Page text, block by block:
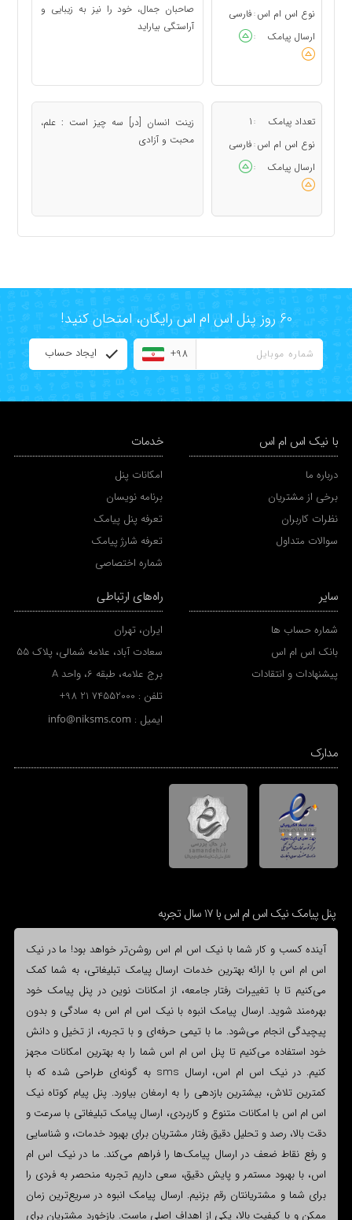
نوع اس ام اس : فارسی
ارسال پیامک
:
صاحبان جمال، خود را نیز به زیبایی و
آراستگی بیاراید
تعداد پیامک :
1
نوع اس ام اس : فارسی
ارسال پیامک
:
زینت انسان [در] سه چیز است : علم،
محبت و آزادی
60 روز پنل اس ام اس رایگان، امتحان کنید!
+98 ایجاد حساب
با نیک اس ام اس
درباره ما
برخی از مشتریان
نظرات کاربران
سوالات متداول
خدمات
امکانات پنل
برنامه نویسان
تعرفه پنل پیامک
تعرفه شارژ پیامک
شماره اختصاصی
سایر
شماره حساب ها
بانک اس ام اس
پیشنهادات و انتقادات
راه‌های ارتباطی
ایران، تهران
سعادت آباد، علامه شمالی، پلاک 55
برج علامه، طبقه 6، واحد A
تلفن : +98 21 74552000
ایمیل : info@niksms.com
مدارک
پنل پیامک نیک اس ام اس با 17 سال تجربه
آینده کسب و کار شما با نیک اس ام اس روشن‌تر خواهد بود! ما در نیک
اس ام اس با ارائه بهترین خدمات ارسال پیامک تبلیغاتی، به شما کمک
می‌کنیم تا با تغییرات رفتار جامعه، از امکانات نوین در پنل پیامک خود
بهره‌مند شوید. ارسال پیامک انبوه با نیک اس ام اس به سادگی و بدون
پیچیدگی انجام می‌شود. ما با تیمی حرفه‌ای و با تجربه، از تخیل و دانش
خود استفاده می‌کنیم تا پنل اس ام اس شما را به بهترین امکانات مجهز
کنیم. در نیک اس ام اس، ارسال sms به گونه‌ای طراحی شده که با
کمترین تلاش، بیشترین بازدهی را به ارمغان بیاورد. پنل پیام کوتاه نیک
اس ام اس با امکانات متنوع و کاربردی، ارسال پیامک تبلیغاتی با سرعت و
دقت بالا، رصد و تحلیل دقیق رفتار مشتریان برای بهبود خدمات، و شناسایی
و رفع نقاط ضعف در ارسال پیامک‌ها را فراهم می‌کند. ما در نیک اس ام
اس، با بهبود مستمر و پایش دقیق، سعی داریم تجربه منحصر به فردی را
برای شما و مشتریانتان رقم بزنیم. ارسال پیامک انبوه در سریع‌ترین زمان
ممکن و با کیفیت بالا، یکی از اهداف اصلی ماست. بازخورد مشتریان برای